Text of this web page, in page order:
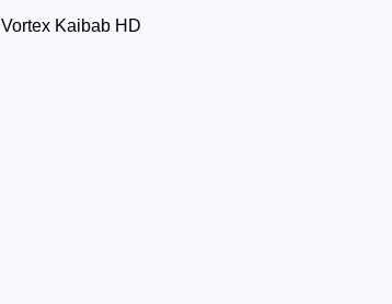
Vortex Kaibab HD